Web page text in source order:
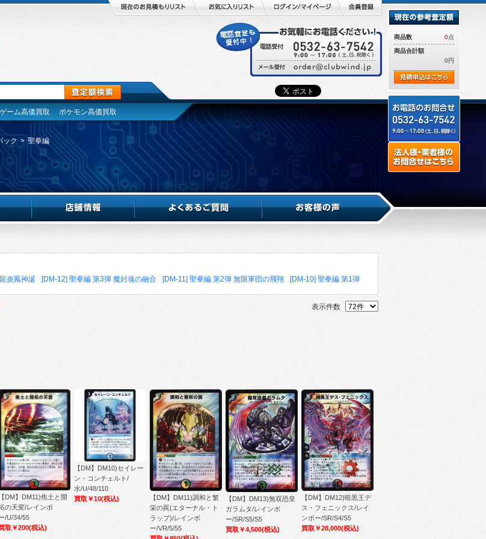
ゲーム高価買取 ポケモン高価買取
ック > 聖拳編
炎鳳神誕
[DM-12] 聖拳編 第3弾 魔封魂の融合 [DM-11] 聖拳編 第2弾 無限軍団の飛翔 [DM-10] 聖拳編 第1弾
表示件数
【DM】DM11)焦土と開
の天変/レインボ
/U/34/55
取￥200(税込)
【DM】DM10)セイレー
ン・コンチェルト/
水/U/48/110
買取￥10(税込)
【DM】DM11)調和と繁
栄の罠(エターナル・ト
ラップ)/レインボ
ー/VR/5/55
【DM】DM13)無双恐皇
ガラムタ/レインボ
ー/SR/S5/S5
買取￥4,500(税込)
【DM】DM12)暗黒王デ
ス・フェニックス/レイ
ンボー/SR/S4/S5
買取￥28,000(税込)
商品数 0点
商品合計額
0円